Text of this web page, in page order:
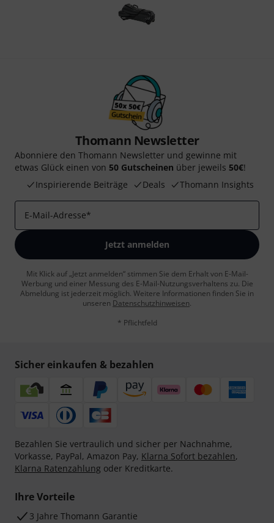
Thomann Newsletter
Abonniere den Thomann Newsletter und gewinne mit
etwas Glück einen von 50 Gutscheinen über jeweils 50€!
Inspirierende Beiträge
Deals Thomann Insights
E-Mail-Adresse*
Jetzt anmelden
Mit Klick auf „Jetzt anmelden“ stimmen Sie dem Erhalt von E-Mail-
Werbung und einer Messung des E-Mail-Nutzungsverhaltens zu. Die
Abmeldung ist jederzeit möglich. Weitere Informationen finden Sie in
unseren Datenschutzhinweisen.
* Pflichtfeld
Sicher einkaufen & bezahlen
Bezahlen Sie vertraulich und sicher per Nachnahme,
Vorkasse, PayPal, Amazon Pay, Klarna Sofort bezahlen,
Klarna Ratenzahlung oder Kreditkarte.
Ihre Vorteile
3 Jahre Thomann Garantie